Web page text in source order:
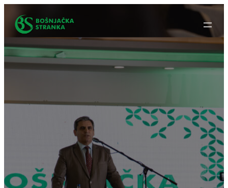
sadržaj